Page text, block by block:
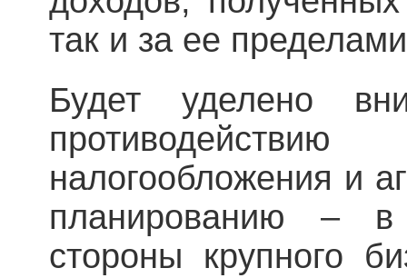
так и за ее
Будет уделено
налогообложения и
планированию –
стороны крупного